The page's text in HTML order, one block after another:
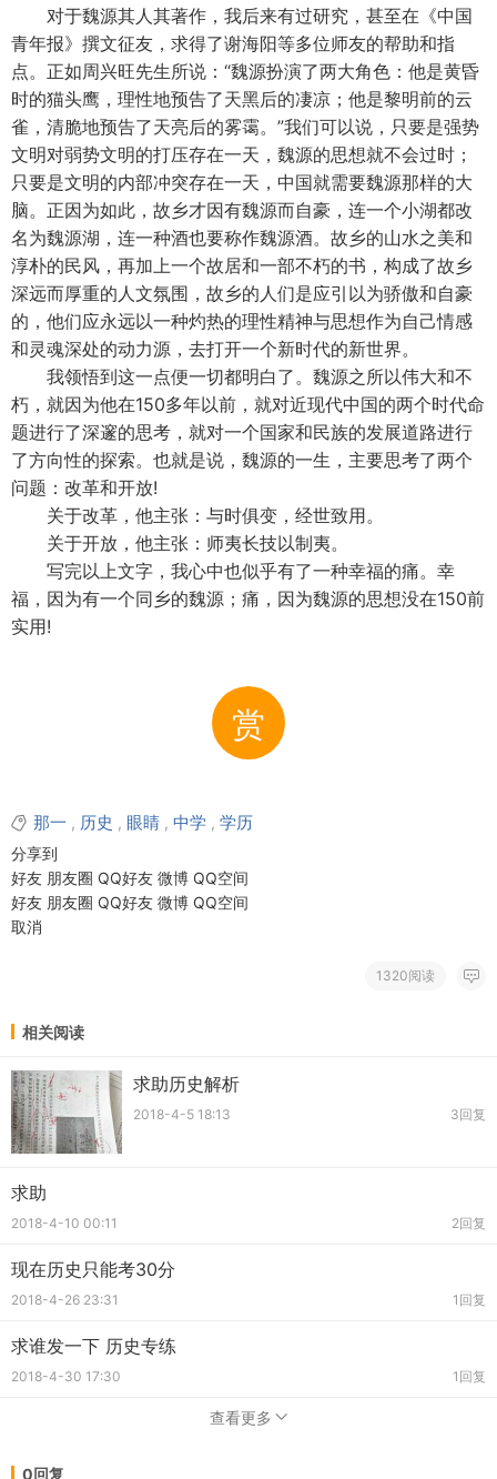
对于魏源其人其著作，我后来有过研究，甚至在《中国
青年报》撰文征友，求得了谢海阳等多位师友的帮助和指
点。正如周兴旺先生所说：“魏源扮演了两大角色：他是黄昏
时的猫头鹰，理性地预告了天黑后的凄凉；他是黎明前的云
雀，清脆地预告了天亮后的雾霭。”我们可以说，只要是强势
文明对弱势文明的打压存在一天，魏源的思想就不会过时；
只要是文明的内部冲突存在一天，中国就需要魏源那样的大
脑。正因为如此，故乡才因有魏源而自豪，连一个小湖都改
名为魏源湖，连一种酒也要称作魏源酒。故乡的山水之美和
淳朴的民风，再加上一个故居和一部不朽的书，构成了故乡
深远而厚重的人文氛围，故乡的人们是应引以为骄傲和自豪
的，他们应永远以一种灼热的理性精神与思想作为自己情感
和灵魂深处的动力源，去打开一个新时代的新世界。
我领悟到这一点便一切都明白了。魏源之所以伟大和不
朽，就因为他在150多年以前，就对近现代中国的两个时代命
题进行了深邃的思考，就对一个国家和民族的发展道路进行
了方向性的探索。也就是说，魏源的一生，主要思考了两个
问题：改革和开放!
关于改革，他主张：与时俱变，经世致用。
关于开放，他主张：师夷长技以制夷。
写完以上文字，我心中也似乎有了一种幸福的痛。幸
福，因为有一个同乡的魏源；痛，因为魏源的思想没在150前
实用!
赏
那一 , 历史 , 眼睛 , 中学 , 学历
分享到
好友 朋友圈 QQ好友 微博 QQ空间
好友 朋友圈 QQ好友 微博 QQ空间
取消
1320阅读
相关阅读
求助历史解析
2018-4-5 18:13 3回复
求助
2018-4-10 00:11 2回复
现在历史只能考30分
2018-4-26 23:31 1回复
求谁发一下 历史专练
2018-4-30 17:30 1回复
查看更多
0回复